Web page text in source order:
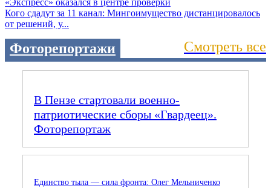
Кого сдадут за 11 канал: Мингоимущество дистанцировалось
от решений, у...
Фоторепортажи Смотреть все
В Пензе стартовали военно-
патриотические сборы «Гвардеец».
Фоторепортаж
Единство тыла — сила фронта: Олег Мельниченко